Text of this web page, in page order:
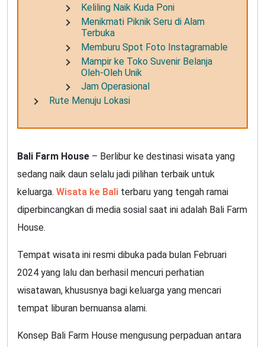
Keliling Naik Kuda Poni
Menikmati Piknik Seru di Alam
Terbuka
Memburu Spot Foto Instagramable
Mampir ke Toko Suvenir Belanja
Oleh-Oleh Unik
Jam Operasional
Rute Menuju Lokasi
Bali Farm House – Berlibur ke destinasi wisata yang
sedang naik daun selalu jadi pilihan terbaik untuk
keluarga. Wisata ke Bali terbaru yang tengah ramai
diperbincangkan di media sosial saat ini adalah Bali Farm
House.
Tempat wisata ini resmi dibuka pada bulan Februari
2024 yang lalu dan berhasil mencuri perhatian
wisatawan, khususnya bagi keluarga yang mencari
tempat liburan bernuansa alami.
Konsep Bali Farm House mengusung perpaduan antara